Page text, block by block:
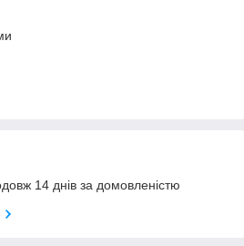
14 днів за домовленістю